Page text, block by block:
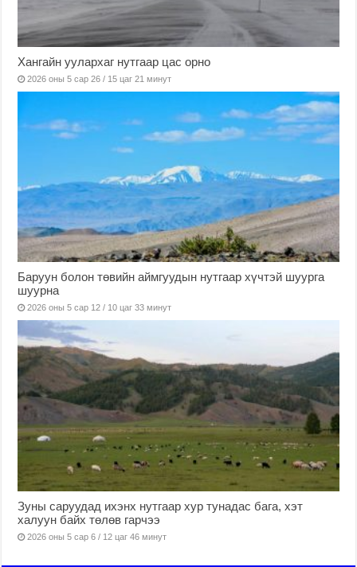
Хангайн уулархаг нутгаар цас орно
2026 оны 5 сар 26 / 15 цаг 21 минут
Баруун болон төвийн аймгуудын нутгаар хүчтэй шуурга
шуурна
2026 оны 5 сар 12 / 10 цаг 33 минут
Зуны саруудад ихэнх нутгаар хур тунадас бага, хэт
халуун байх төлөв гарчээ
2026 оны 5 сар 6 / 12 цаг 46 минут